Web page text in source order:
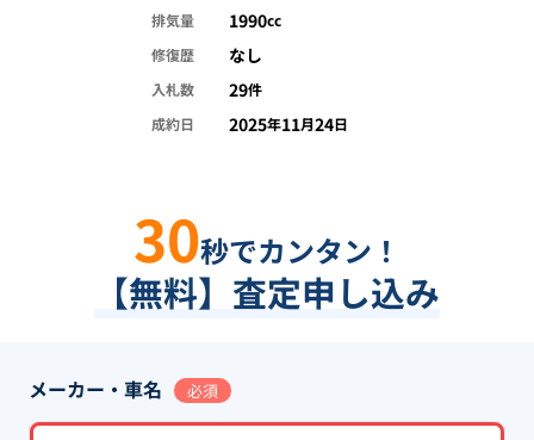
排気量 1990cc
修復歴
なし
入札数 29件
成約日
2025年11月24日
30秒でカンタン！
【無料】査定申し込み
メーカー・車名 必須